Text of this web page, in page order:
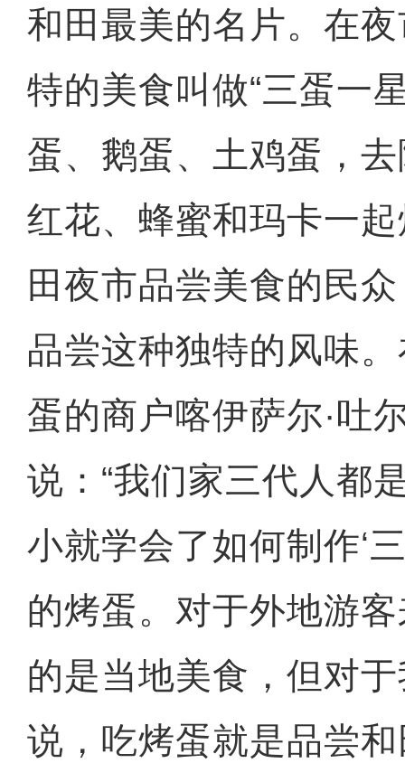
和田最美的名片。在
特的美食叫做“三蛋一
蛋、鹅蛋、土鸡蛋，
红花、蜂蜜和玛卡一
田夜市品尝美食的民
品尝这种独特的风味
蛋的商户喀伊萨尔·吐
说：“我们家三代人都
小就学会了如何制作‘
的烤蛋。对于外地游
的是当地美食，但对
说，吃烤蛋就是品尝